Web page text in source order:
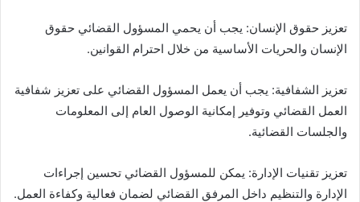
تعزيز حقوق الإنسان: يجب أن يحمي المسؤول القضائي حقوق
الإنسان والحريات الأساسية من خلال احترام القوانين.
تعزيز الشفافية: يجب أن يعمل المسؤول القضائي على تعزيز شفافية
العمل القضائي وتوفير إمكانية الوصول العام إلى المعلومات
والجلسات القضائية.
تعزيز تقنيات الإدارة: يمكن للمسؤول القضائي تحسين إجراءات
الإدارة والتنظيم داخل المرفق القضائي لضمان فعالية وكفاءة العمل.